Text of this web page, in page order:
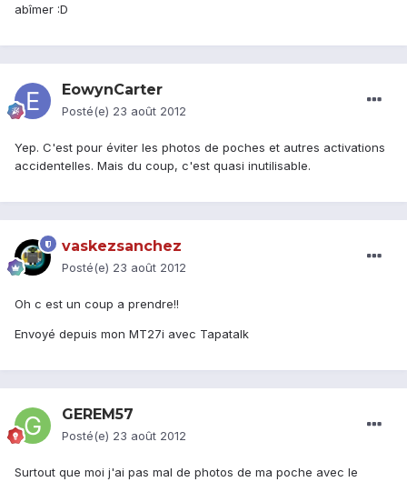
abîmer :D
EowynCarter
Posté(e) 23 août 2012
Yep. C'est pour éviter les photos de poches et autres activations
accidentelles. Mais du coup, c'est quasi inutilisable.
vaskezsanchez
Posté(e) 23 août 2012
Oh c est un coup a prendre!!
Envoyé depuis mon MT27i avec Tapatalk
GEREM57
Posté(e) 23 août 2012
Surtout que moi j'ai pas mal de photos de ma poche avec le